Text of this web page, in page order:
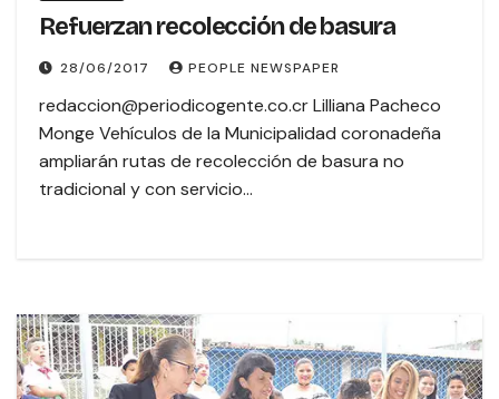
Refuerzan recolección de basura
28/06/2017 PEOPLE NEWSPAPER
redaccion@periodicogente.co.cr Lilliana Pacheco
Monge Vehículos de la Municipalidad coronadeña
ampliarán rutas de recolección de basura no
tradicional y con servicio…